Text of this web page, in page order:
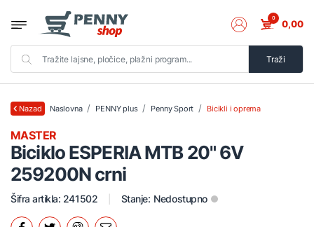
Traži
0 0,00
Nazad Naslovna PENNY plus Penny Sport Bicikli i oprema
Biciklo ESPERIA MTB 20" 6V
259200N crni
MASTER
Šifra artikla: 241502 Stanje: Nedostupno